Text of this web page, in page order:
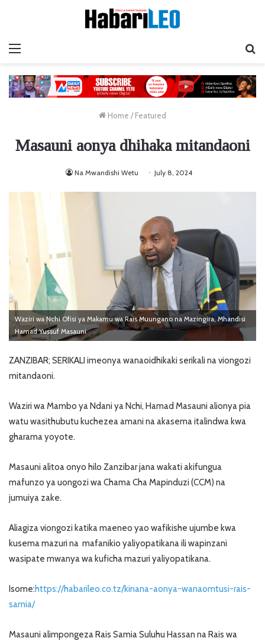
Home / Featured
Masauni aonya dhihaka mitandaoni
Na Mwandishi Wetu July 8, 2024
Waziri wa Nchi Ofisi ya Makamu wa Rais Muungano na Mazingira, Mhandisi
Hamad Yussuf Masauni
ZANZIBAR; SERIKALI imeonya wanaoidhikaki serikali na viongozi
mitandaoni.
Waziri wa Mambo ya Ndani ya Nchi, Hamad Masauni alionya pia
watu wasithubutu kuchezea amani na akasema italindwa kwa
gharama yoyote.
Masauni alitoa onyo hilo Zanzibar jana wakati akifungua
mafunzo ya uongozi wa Chama Cha Mapinduzi (CCM) na
jumuiya zake.
Aliagiza viongozi katika maeneo yao wafikishe ujumbe kwa
kusema mazuri na mafanikio yaliyopatikana ili wapinzani
wasipate mwanya wa kuficha mazuri yaliyopatikana.
Isome:https://habarileo.co.tz/kinana-aonya-wanaomtusi-rais-
samia/
Masauni alimpongeza Rais Samia Suluhu Hassan na Rais wa